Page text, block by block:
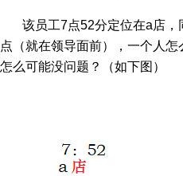
该员工7点52分定位在a店，
点（就在领导面前），一个人
怎么可能没问题？（如下图）